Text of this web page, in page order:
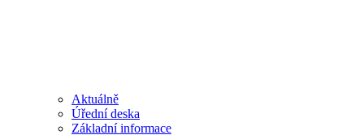
Aktuálně
Úřední deska
Základní informace